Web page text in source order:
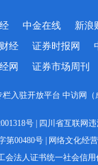
中金在线 新浪
经 证券时报网
网 证券市场周刊
入驻开放平台 中访网
号 四川省互联网
第00480号 网络文化经
会法人证书统一社会信用